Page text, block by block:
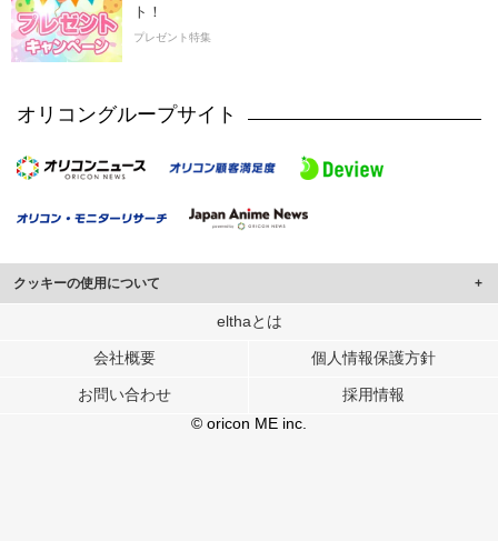
ト！
プレゼント特集
オリコングループサイト
クッキーの使用について
このサイトでは Cookie を使用して、ユーザーに合わせたコンテンツや広告の
行っています。
メディアや広告配信、データ解析の各パートナーに提供しています。
各パートナーは、この情報とユーザーが各パートナーに提供した他の情報や、
ユーザーが各パートナーのサービスを使用したときに収集した他の情報を組み
elthaとは
会社概要 個人情報保護方針
お問い合わせ
採用情報
© oricon ME inc.